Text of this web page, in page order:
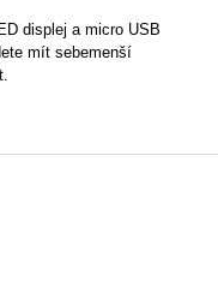
displej a micro USB
mít sebemenší